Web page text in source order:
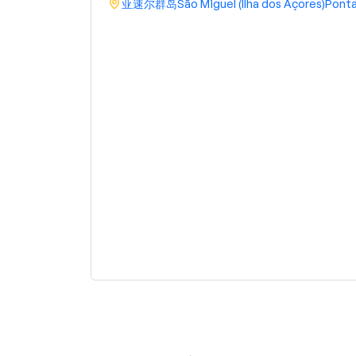
亚速尔群岛São Miguel (Ilha dos Açores)